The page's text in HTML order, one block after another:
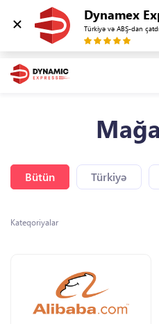
Dynamex
Türkiyə və ABŞ-dan
Bütün Türkiyə
Kateqoriyalar